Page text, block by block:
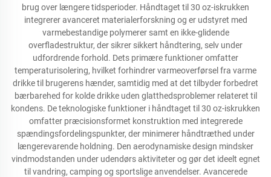
brug over længere tidsperioder. Håndtaget til 30 oz-iskrukken
integrerer avanceret materialerforskning og er udstyret med
varmebestandige polymerer samt en ikke-glidende
overfladestruktur, der sikrer sikkert håndtering, selv under
udfordrende forhold. Dets primære funktioner omfatter
temperaturisolering, hvilket forhindrer varmeoverførsel fra varme
drikke til brugerens hænder, samtidig med at det tilbyder forbedret
bærbarehed for kolde drikke uden glatthedsproblemer relateret til
kondens. De teknologiske funktioner i håndtaget til 30 oz-iskrukken
omfatter præcisionsformet konstruktion med integrerede
spændingsfordelingspunkter, der minimerer håndtræthed under
længerevarende holdning. Den aerodynamiske design mindsker
vindmodstanden under udendørs aktiviteter og gør det ideelt egnet
til vandring, camping og sportslige anvendelser. Avancerede